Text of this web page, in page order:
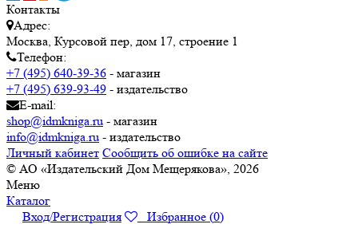
Контакты
Адрес:
Москва, Курсовой пер, дом 17, строение 1
Телефон:
+7 (495) 640-39-36 - магазин
+7 (495) 639-93-49 - издательство
E-mail:
shop@idmkniga.ru - магазин
info@idmkniga.ru - издательство
Личный кабинет Сообщить об ошибке на сайте
© АО «Издательский Дом Мещерякова», 2026
Меню
Каталог
Вход/Регистрация
Избранное (0)